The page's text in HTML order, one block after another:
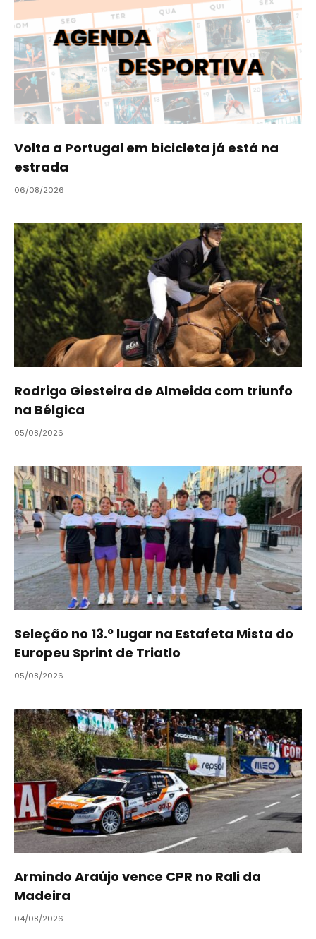
Volta a Portugal em bicicleta já está na
estrada
06/08/2026
Rodrigo Giesteira de Almeida com triunfo
na Bélgica
05/08/2026
Seleção no 13.º lugar na Estafeta Mista do
Europeu Sprint de Triatlo
05/08/2026
Armindo Araújo vence CPR no Rali da
Madeira
04/08/2026